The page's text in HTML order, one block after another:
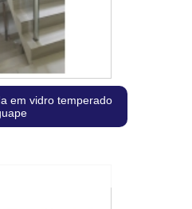
em vidro temperado